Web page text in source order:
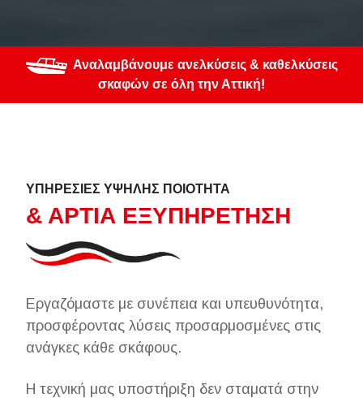
Αναλαμβάνουμε ανελκύσεις & καθελκύσεις
σκαφών σε όλη την Αττική!
ΥΠΗΡΕΣΙΕΣ ΥΨΗΛΗΣ ΠΟΙΟΤΗΤΑ
& ΑΡΤΙΑ ΕΞΥΠΗΡΕΤΗΣΗ
Εργαζόμαστε με συνέπεια και υπευθυνότητα,
προσφέροντας λύσεις προσαρμοσμένες στις
ανάγκες κάθε σκάφους.
Η τεχνική μας υποστήριξη δεν σταματά στην